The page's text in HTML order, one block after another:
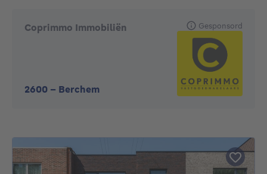
Coprimmo Immobiliën
2600 - Berchem
Gesponsord